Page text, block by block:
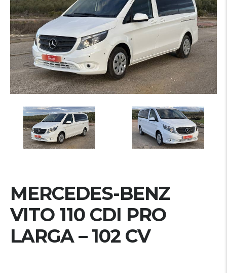
MERCEDES-BENZ
VITO 110 CDI PRO
LARGA – 102 CV